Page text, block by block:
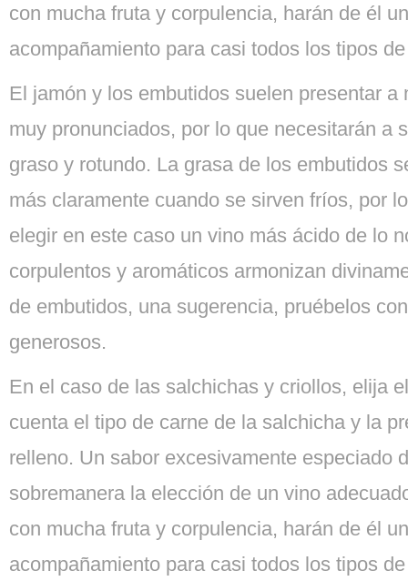
con mucha fruta y corpulencia, harán de él
acompañamiento para casi todos los tipos
El jamón y los embutidos suelen presentar a
muy pronunciados, por lo que necesitarán a
graso y rotundo. La grasa de los embutidos
más claramente cuando se sirven fríos, por
elegir en este caso un vino más ácido de lo
corpulentos y aromáticos armonizan
de embutidos, una sugerencia, pruébelos
generosos.
En el caso de las salchichas y criollos, elija
cuenta el tipo de carne de la salchicha y la
relleno. Un sabor excesivamente especiado
sobremanera la elección de un vino
con mucha fruta y corpulencia, harán de él
acompañamiento para casi todos los tipos